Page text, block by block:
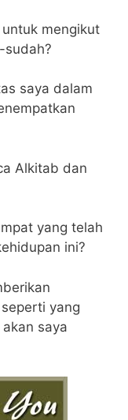
mengikut
sudah?
saya dalam
Alkitab dan
yang telah
ini?
yang
saya